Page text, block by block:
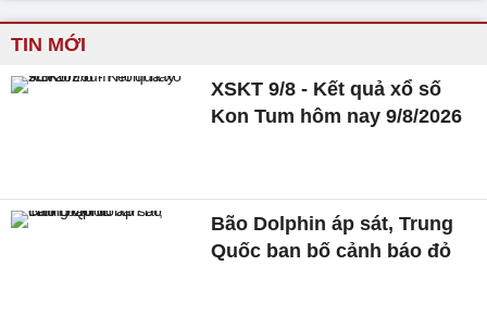
TIN MỚI
XSKT 9/8 - Kết quả xổ số
Kon Tum hôm nay 9/8/2026
Bão Dolphin áp sát, Trung
Quốc ban bố cảnh báo đỏ